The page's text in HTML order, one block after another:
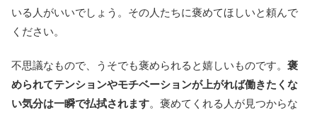
いる人がいいでしょう。その人たちに褒めてほしいと頼んで
ください。
不思議なもので、うそでも褒められると嬉しいものです。 褒
められてテンションやモチベーションが上がれば働きたくな
い気分は一瞬で払拭されます。褒めてくれる人が見つからな